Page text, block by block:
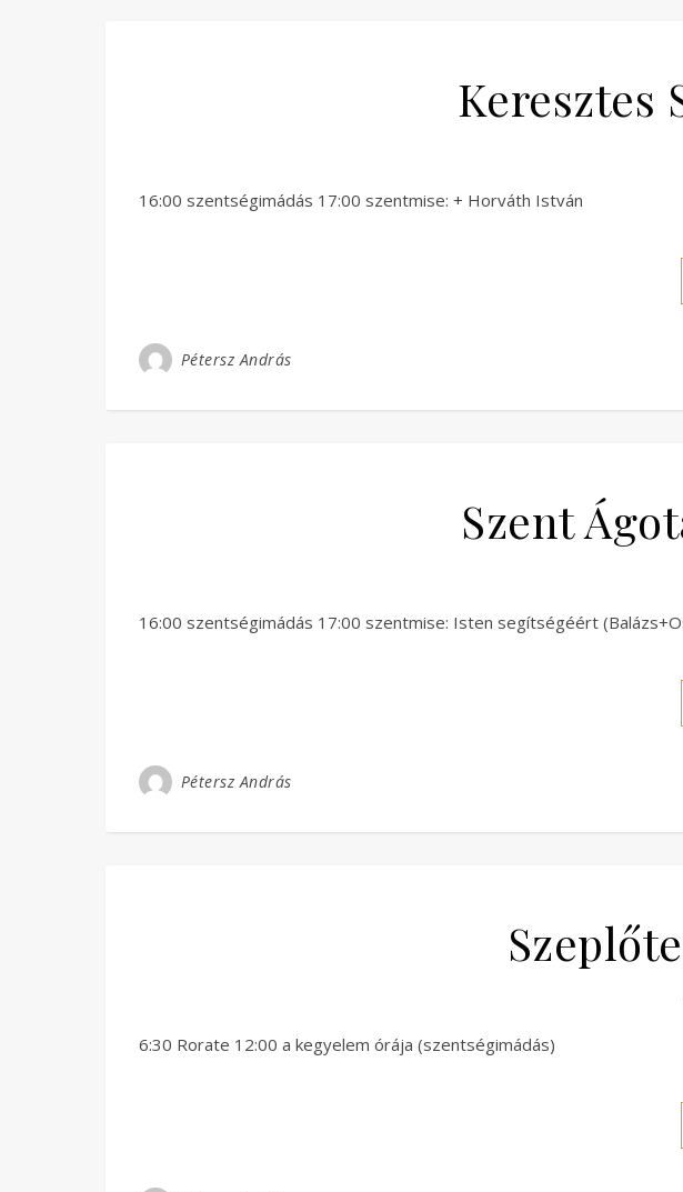
Keresztes
16:00 szentségimádás 17:00 szentmise: + Horváth István
Pétersz András
Szent
16:00 szentségimádás 17:00 szentmise: Isten segítségéért
Pétersz András
6:30 Rorate 12:00 a kegyelem órája (szentségimádás)